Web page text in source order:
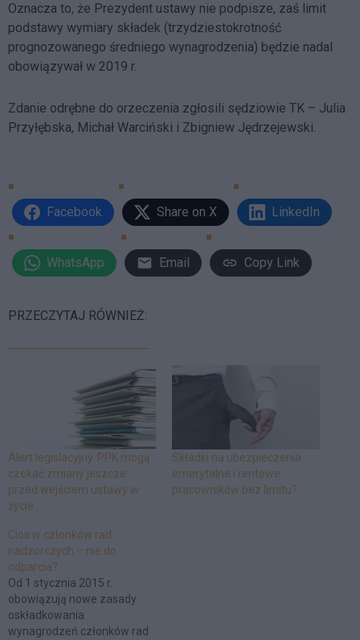
Oznacza to, że Prezydent ustawy nie podpisze, zaś limit
podstawy wymiary składek (trzydziestokrotność
prognozowanego średniego wynagrodzenia) będzie nadal
obowiązywał w 2019 r.
Zdanie odrębne do orzeczenia zgłosili sędziowie TK – Julia
Przyłębska, Michał Warciński i Zbigniew Jędrzejewski.
Facebook Share on X LinkedIn
WhatsApp Email Copy Link
PRZECZYTAJ RÓWNIEŻ:
Alert legislacyjny. PPK mogą
czekać zmiany jeszcze
przed wejściem ustawy w
życie
Składki na ubezpieczenia
emerytalne i rentowe
pracowników bez limitu?
Cios w członków rad
nadzorczych – nie do
odparcia?
Od 1 stycznia 2015 r.
obowiązują nowe zasady
oskładkowania
wynagrodzeń członków rad